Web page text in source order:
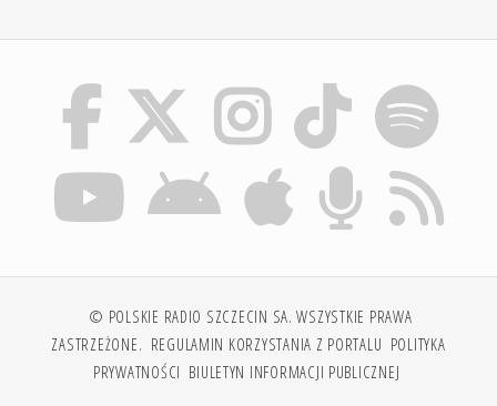
© POLSKIE RADIO SZCZECIN SA. WSZYSTKIE PRAWA
ZASTRZEŻONE. REGULAMIN KORZYSTANIA Z PORTALU POLITYKA
PRYWATNOŚCI BIULETYN INFORMACJI PUBLICZNEJ